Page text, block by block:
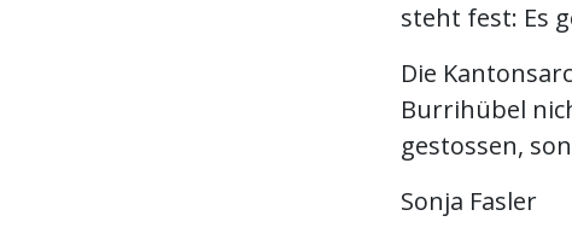
steht fest: Es
Die
Burrihübel
gestossen,
Sonja Fasler